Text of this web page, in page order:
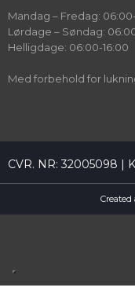
Mandag – Fredag:
Lørdage – Søndag:
Helligdage: 06:00-16:00
Med forbehold for
​CVR. NR: 32005098 |